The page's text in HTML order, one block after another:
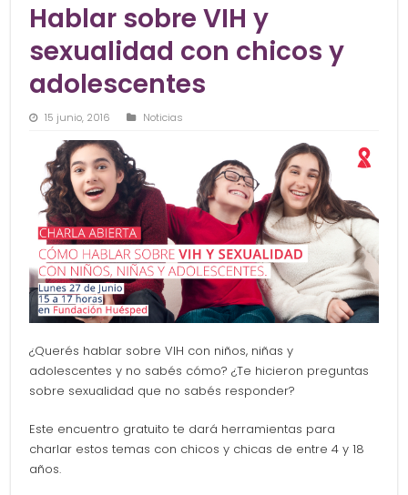
Hablar sobre VIH y
sexualidad con chicos y
adolescentes
15 junio, 2016 Noticias
¿Querés hablar sobre VIH con niños, niñas y
adolescentes y no sabés cómo? ¿Te hicieron preguntas
sobre sexualidad que no sabés responder?
Este encuentro gratuito te dará herramientas para
charlar estos temas con chicos y chicas de entre 4 y 18
años.